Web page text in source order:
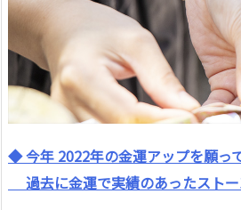
◆ 今年 2022年の金運アップを願っ
過去に金運で実績のあったストー